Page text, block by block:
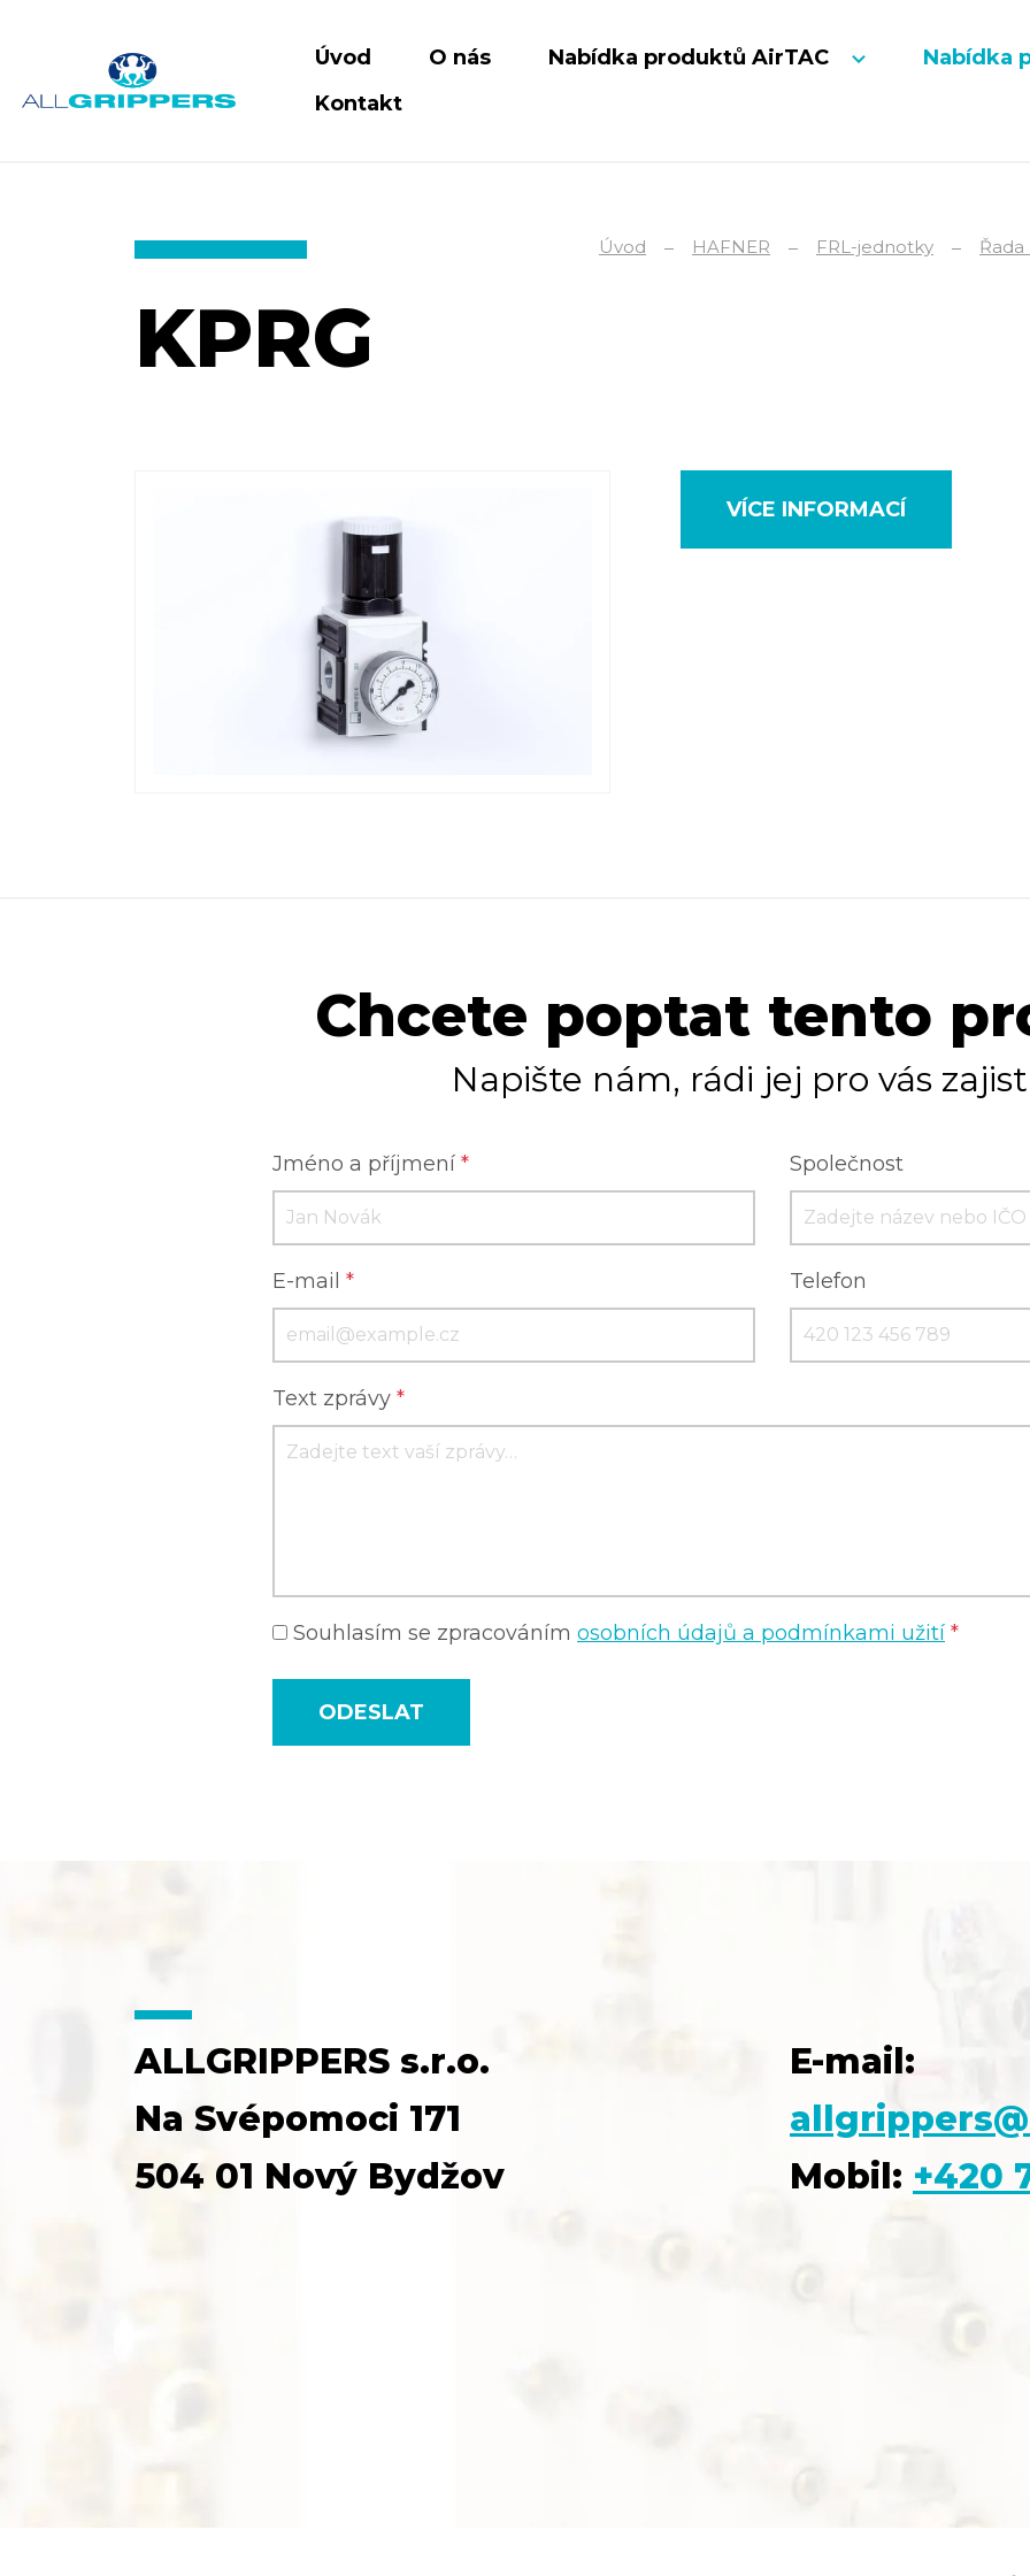
Úvod O nás Nabídka produktů AirTAC
Nabídka
Kontakt
Úvod HAFNER FRL-jednotky Řada
KPRG
VÍCE INFORMACÍ
Chcete poptat tento
Napište nám, rádi jej pro vás
Jméno a příjmení * Společnost
E-mail * Telefon
Text zprávy *
Souhlasím se zpracováním osobních údajů a podmínkami užití *
ODESLAT
ALLGRIPPERS s.r.o.
Na Svépomoci 171
504 01 Nový Bydžov
E-mail:
Mobil: +420